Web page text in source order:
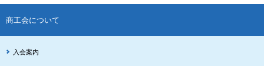
商工会について
入会案内